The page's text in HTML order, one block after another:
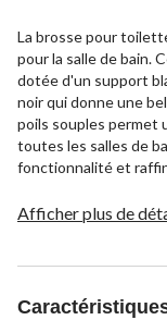
La brosse pour
pour la salle de bain.
dotée d'un support
noir qui donne une
poils souples permet
toutes les salles de
fonctionnalité et
Afficher plus de